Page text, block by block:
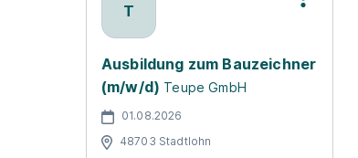
T
Ausbildung zum Bauzeichner
(m/w/d) Teupe GmbH
01.08.2026
48703 Stadtlohn